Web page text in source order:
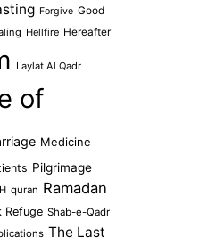
Forgive Good
Hellfire Hereafter
Laylat Al Qadr
of
Medicine
Pilgrimage
quran Ramadan
Refuge Shab-e-Qadr
The Last